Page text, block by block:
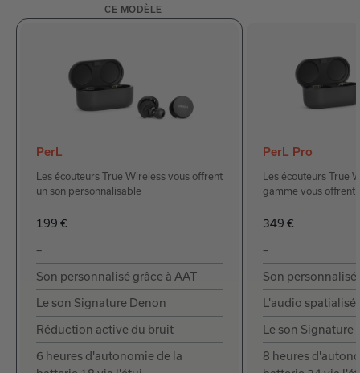
CE MODÈLE
PerL
Les écouteurs True Wireless vous offrent
un son personnalisable
199 €
–
Son personnalisé grâce à AAT
Le son Signature Denon
Réduction active du bruit
6 heures d'autonomie de la
PerL Pro
Les écouteurs True
gamme vous offrent
349 €
–
Son personnalisé
L'audio spatialisé
Le son Signature
8 heures